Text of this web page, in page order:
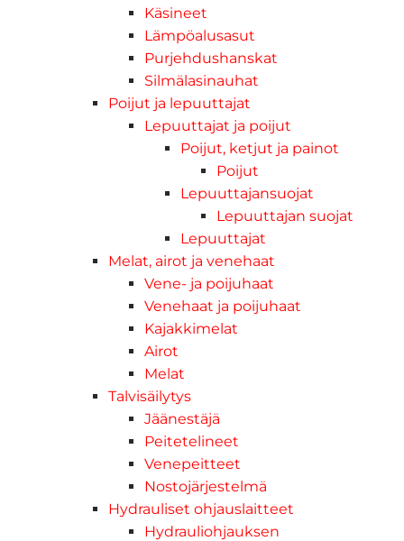
Käsineet
Lämpöalusasut
Purjehdushanskat
Silmälasinauhat
Poijut ja lepuuttajat
Lepuuttajat ja poijut
Poijut, ketjut ja painot
Poijut
Lepuuttajansuojat
Lepuuttajan suojat
Lepuuttajat
Melat, airot ja venehaat
Vene- ja poijuhaat
Venehaat ja poijuhaat
Kajakkimelat
Airot
Melat
Talvisäilytys
Jäänestäjä
Peitetelineet
Venepeitteet
Nostojärjestelmä
Hydrauliset ohjauslaitteet
Hydrauliohjauksen